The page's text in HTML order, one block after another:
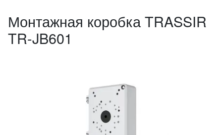
Монтажная коробка TRASSIR
TR-JB601